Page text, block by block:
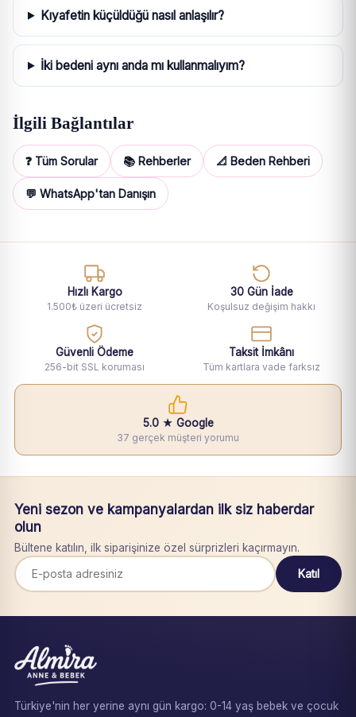
Kıyafetin küçüldüğü nasıl anlaşılır?
İki bedeni aynı anda mı kullanmalıyım?
İlgili Bağlantılar
❓ Tüm Sorular 📚 Rehberler 📐 Beden Rehberi
💬 WhatsApp'tan Danışın
Hızlı Kargo
1.500₺ üzeri ücretsiz
30 Gün İade
Koşulsuz değişim hakkı
Güvenli Ödeme
256-bit SSL koruması
Taksit İmkânı
Tüm kartlara vade farksız
5.0 ★ Google
37 gerçek müşteri yorumu
Yeni sezon ve kampanyalardan ilk siz haberdar
olun
Bültene katılın, ilk siparişinize özel sürprizleri kaçırmayın.
Katıl
Türkiye'nin her yerine aynı gün kargo: 0-14 yaş bebek ve çocuk